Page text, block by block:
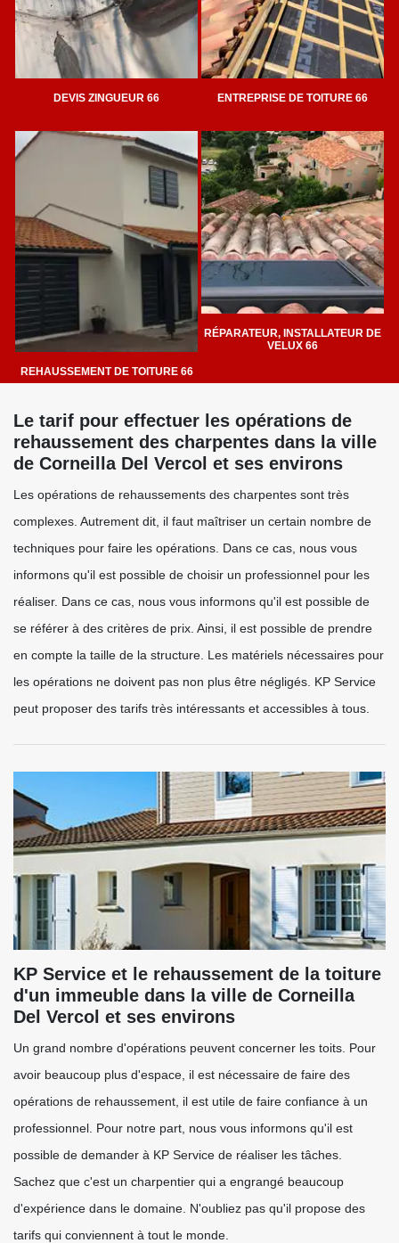
DEVIS ZINGUEUR 66 ENTREPRISE DE TOITURE 66
REHAUSSEMENT DE TOITURE 66
RÉPARATEUR, INSTALLATEUR DE
VELUX 66
Le tarif pour effectuer les opérations de
rehaussement des charpentes dans la ville
de Corneilla Del Vercol et ses environs
Les opérations de rehaussements des charpentes sont très
complexes. Autrement dit, il faut maîtriser un certain nombre de
techniques pour faire les opérations. Dans ce cas, nous vous
informons qu'il est possible de choisir un professionnel pour les
réaliser. Dans ce cas, nous vous informons qu'il est possible de
se référer à des critères de prix. Ainsi, il est possible de prendre
en compte la taille de la structure. Les matériels nécessaires pour
les opérations ne doivent pas non plus être négligés. KP Service
peut proposer des tarifs très intéressants et accessibles à tous.
KP Service et le rehaussement de la toiture
d'un immeuble dans la ville de Corneilla
Del Vercol et ses environs
Un grand nombre d'opérations peuvent concerner les toits. Pour
avoir beaucoup plus d'espace, il est nécessaire de faire des
opérations de rehaussement, il est utile de faire confiance à un
professionnel. Pour notre part, nous vous informons qu'il est
possible de demander à KP Service de réaliser les tâches.
Sachez que c'est un charpentier qui a engrangé beaucoup
d'expérience dans le domaine. N'oubliez pas qu'il propose des
tarifs qui conviennent à tout le monde.